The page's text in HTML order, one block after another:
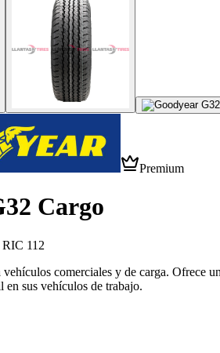
Premium
Cargo
RIC 112
comerciales y de carga. Ofrece
sus vehículos de trabajo.